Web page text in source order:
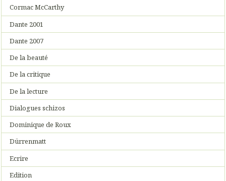
Cormac McCarthy
Dante 2001
Dante 2007
De la beauté
De la critique
De la lecture
Dialogues schizos
Dominique de Roux
Dürrenmatt
Ecrire
Edition